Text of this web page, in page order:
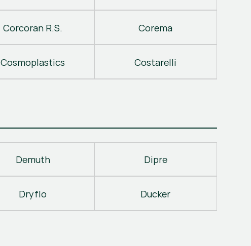
Corcoran R.S. Corema
Cosmoplastics Costarelli
Demuth Dipre
Dryflo Ducker